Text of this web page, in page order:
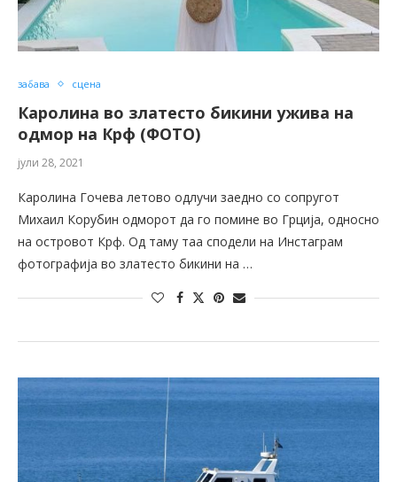
забава сцена
Каролина во златесто бикини ужива на
одмор на Крф (ФОТО)
јули 28, 2021
Каролина Гочева летово одлучи заедно со сопругот
Михаил Корубин одморот да го помине во Грција, односно
на островот Крф. Од таму таа сподели на Инстаграм
фотографија во златесто бикини на …